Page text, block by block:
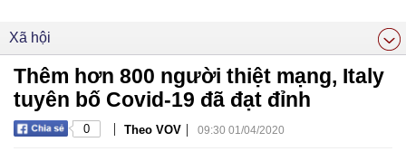
Xã hội
Thêm hơn 800 người thiệt mạng, Italy
tuyên bố Covid-19 đã đạt đỉnh​
0 | Theo VOV | 09:30 01/04/2020